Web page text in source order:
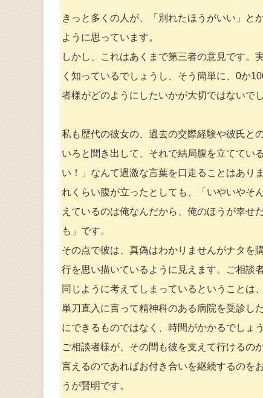
きっと多くの人が、「別れたほうがいい」と
ように思っています。
しかし、これはあくまで第三者の意見です。
く知っているでしょうし、そう簡単に、0か
者様がどのようにしたいかが大切ではないでし
私も歴代の彼女の、過去の交際経験や彼氏と
いろと聞き出して、それで結局腹を立ててい
い！」なんて過激な言葉を口走ることはあり
れくらい腹が立ったとしても、「いやいやそ
えているのは俺なんだから、俺のほうが幸せ
も」です。
その点で彼は、真偽はわかりませんがナタを
行を思い描いているように見えます。ご相談
同じように考えてしまっているということは
単刀直入に言って精神科のある病院を受診し
にできるものではなく、時間がかかるでしょう
ご相談者様が、その間も彼を支えて行けるの
言えるのであればお付き合いを継続するのを
うが賢明です。